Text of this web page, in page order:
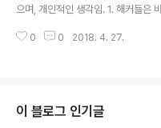
으며, 개인적인 생각임. 1. 해커들은
중국 침해 공격을 보통 더럽게 진행
다. 주 공격자가 북한으로 추정된다
는 것을 기반으로 예산 편성할 필요
0 0 2018. 4. 27.
이 블로그 인기글